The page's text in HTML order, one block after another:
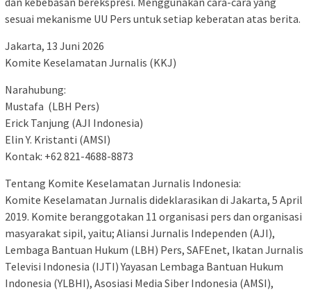
sesuai mekanisme UU Pers untuk setiap keberatan atas berita.
Jakarta, 13 Juni 2026
Komite Keselamatan Jurnalis (KKJ)
Narahubung:
Mustafa (LBH Pers)
Erick Tanjung (AJI Indonesia)
Elin Y. Kristanti (AMSI)
Kontak: +62 821-4688-8873
Tentang Komite Keselamatan Jurnalis Indonesia:
Komite Keselamatan Jurnalis dideklarasikan di Jakarta, 5 April
2019. Komite beranggotakan 11 organisasi pers dan organisasi
masyarakat sipil, yaitu; Aliansi Jurnalis Independen (AJI),
Lembaga Bantuan Hukum (LBH) Pers, SAFEnet, Ikatan Jurnalis
Televisi Indonesia (IJTI) Yayasan Lembaga Bantuan Hukum
Indonesia (YLBHI), Asosiasi Media Siber Indonesia (AMSI),